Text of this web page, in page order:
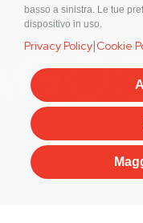
basso a sinistra. Le tue
dispositivo in uso.
Privacy Policy|Cookie
FAQ
Bulloneria
Raccorderia
Accessori per
Sistemi di
Iscriviti alla